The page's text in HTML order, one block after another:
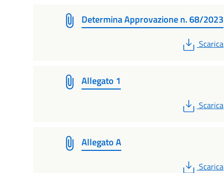
Determina Approvazione n. 68/2023
PDF
Scarica
Allegato 1
PDF
Scarica
Allegato A
PDF
Scarica